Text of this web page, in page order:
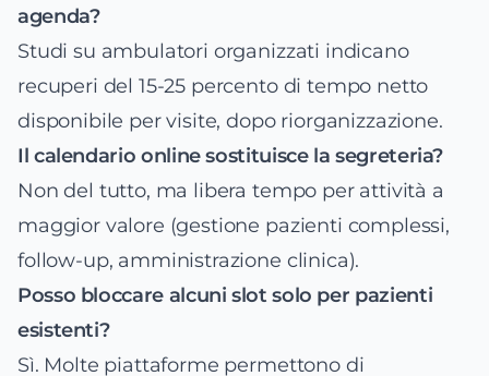
agenda?
Studi su ambulatori organizzati indicano
recuperi del 15-25 percento di tempo netto
disponibile per visite, dopo riorganizzazione.
Il calendario online sostituisce la segreteria?
Non del tutto, ma libera tempo per attività a
maggior valore (gestione pazienti complessi,
follow-up, amministrazione clinica).
Posso bloccare alcuni slot solo per pazienti
esistenti?
Sì. Molte piattaforme permettono di